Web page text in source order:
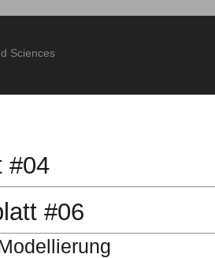
Sciences
#04
#06